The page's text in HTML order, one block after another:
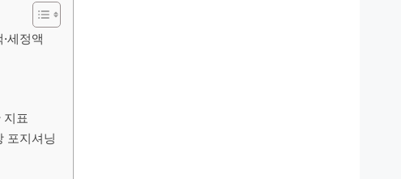
세정액
지표
포지셔닝